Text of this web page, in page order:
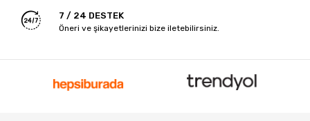
7 / 24 DESTEK
Öneri ve şikayetlerinizi bize iletebilirsiniz.